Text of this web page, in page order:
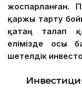
жоспарланған.
қаржы тарту
қатаң талап
елімізде осы
шетелдік